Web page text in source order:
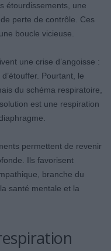
étourdissements, une
perte de contrôle. Ces
boucle vicieuse.
une crise d’angoisse :
Pourtant, le
du schéma respiratoire,
est une respiration
permettent de revenir
Ils favorisent
branche du
santé mentale et la